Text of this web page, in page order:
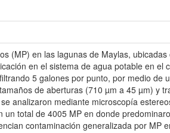
(MP) en las lagunas de Maylas,
en el sistema de agua potable en el
5 galones por punto, por medio de
de aberturas (710 µm a 45 µm) y
analizaron mediante microscopía
total de 4005 MP en donde
contaminación generalizada por MP